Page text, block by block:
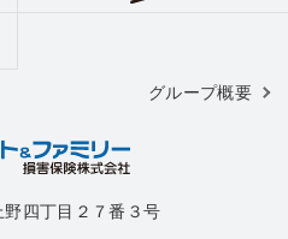
グループ概要
四丁目２７番３号